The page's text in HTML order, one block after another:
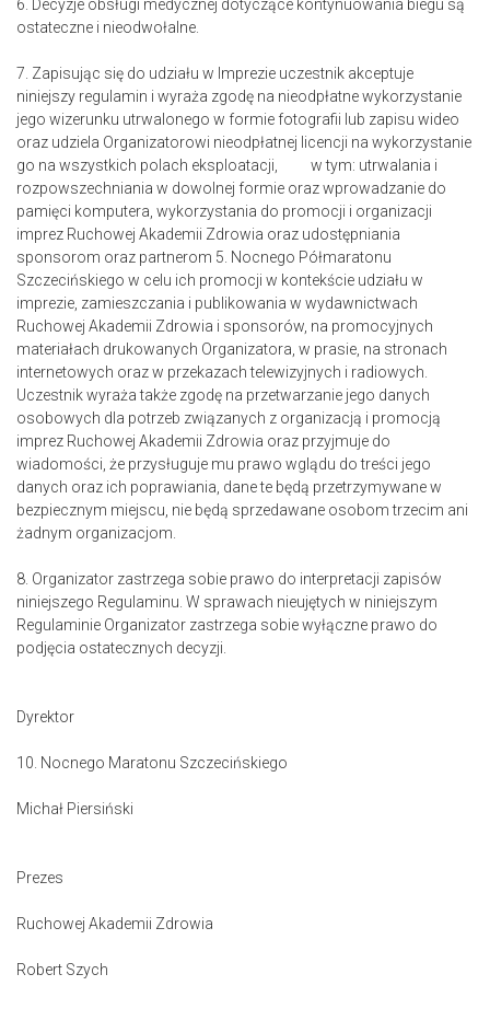
6. Decyzje obsługi medycznej dotyczące kontynuowania biegu są
ostateczne i nieodwołalne.
7. Zapisując się do udziału w Imprezie uczestnik akceptuje
niniejszy regulamin i wyraża zgodę na nieodpłatne wykorzystanie
jego wizerunku utrwalonego w formie fotografii lub zapisu wideo
oraz udziela Organizatorowi nieodpłatnej licencji na wykorzystanie
go na wszystkich polach eksploatacji, w tym: utrwalania i
rozpowszechniania w dowolnej formie oraz wprowadzanie do
pamięci komputera, wykorzystania do promocji i organizacji
imprez Ruchowej Akademii Zdrowia oraz udostępniania
sponsorom oraz partnerom 5. Nocnego Półmaratonu
Szczecińskiego w celu ich promocji w kontekście udziału w
imprezie, zamieszczania i publikowania w wydawnictwach
Ruchowej Akademii Zdrowia i sponsorów, na promocyjnych
materiałach drukowanych Organizatora, w prasie, na stronach
internetowych oraz w przekazach telewizyjnych i radiowych.
Uczestnik wyraża także zgodę na przetwarzanie jego danych
osobowych dla potrzeb związanych z organizacją i promocją
imprez Ruchowej Akademii Zdrowia oraz przyjmuje do
wiadomości, że przysługuje mu prawo wglądu do treści jego
danych oraz ich poprawiania, dane te będą przetrzymywane w
bezpiecznym miejscu, nie będą sprzedawane osobom trzecim ani
żadnym organizacjom.
8. Organizator zastrzega sobie prawo do interpretacji zapisów
niniejszego Regulaminu. W sprawach nieujętych w niniejszym
Regulaminie Organizator zastrzega sobie wyłączne prawo do
podjęcia ostatecznych decyzji.
Dyrektor
10. Nocnego Maratonu Szczecińskiego
Michał Piersiński
Prezes
Ruchowej Akademii Zdrowia
Robert Szych